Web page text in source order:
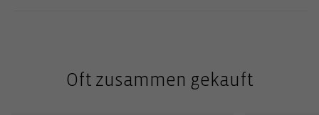
Oft zusammen gekauft